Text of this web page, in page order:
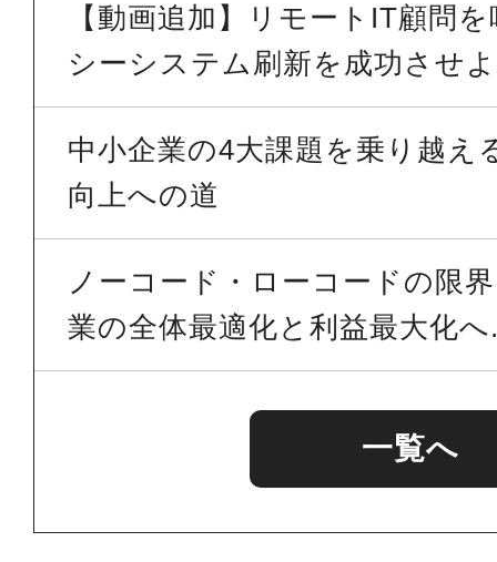
【動画追加】リモートIT顧問
シーシステム刷新を成功させ
中小企業の4大課題を乗り越え
向上への道
ノーコード・ローコードの限
業の全体最適化と利益最大化
一覧へ